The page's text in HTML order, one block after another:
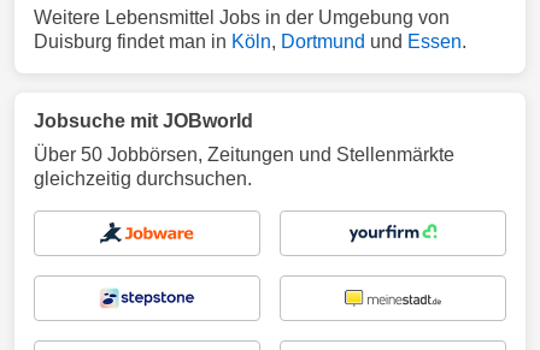
Weitere Lebensmittel Jobs in der Umgebung von
Duisburg findet man in Köln, Dortmund und Essen.
Jobsuche mit JOBworld
Über 50 Jobbörsen, Zeitungen und Stellenmärkte
gleichzeitig durchsuchen.